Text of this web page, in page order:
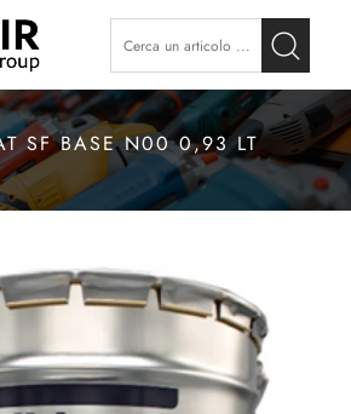
SF BASE N00 0,93 LT